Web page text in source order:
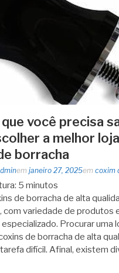
você precisa
a melhor
borracha
em janeiro 27, 2025em coxim
5 minutos
de borracha de alta
com variedade de produtos
Procurar uma
de borracha de alta
difícil. Afinal, existem